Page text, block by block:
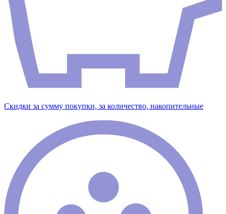
Скидки за сумму покупки, за количество, накопительные